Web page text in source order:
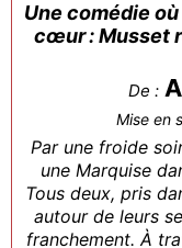
Une comédie
cœur : Musset
De :
Mise en
Par une froide
une Marquise
Tous deux, pris
autour de leurs
franchement. À